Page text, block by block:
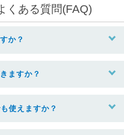
くある質問(FAQ)
か？
ますか？
使えますか？